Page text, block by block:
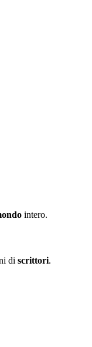
intero.
di scrittori.